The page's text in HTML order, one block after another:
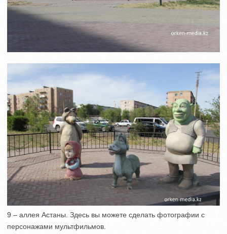
9 – аллея Астаны. Здесь вы можете сделать фотографии с
персонажами мультфильмов.